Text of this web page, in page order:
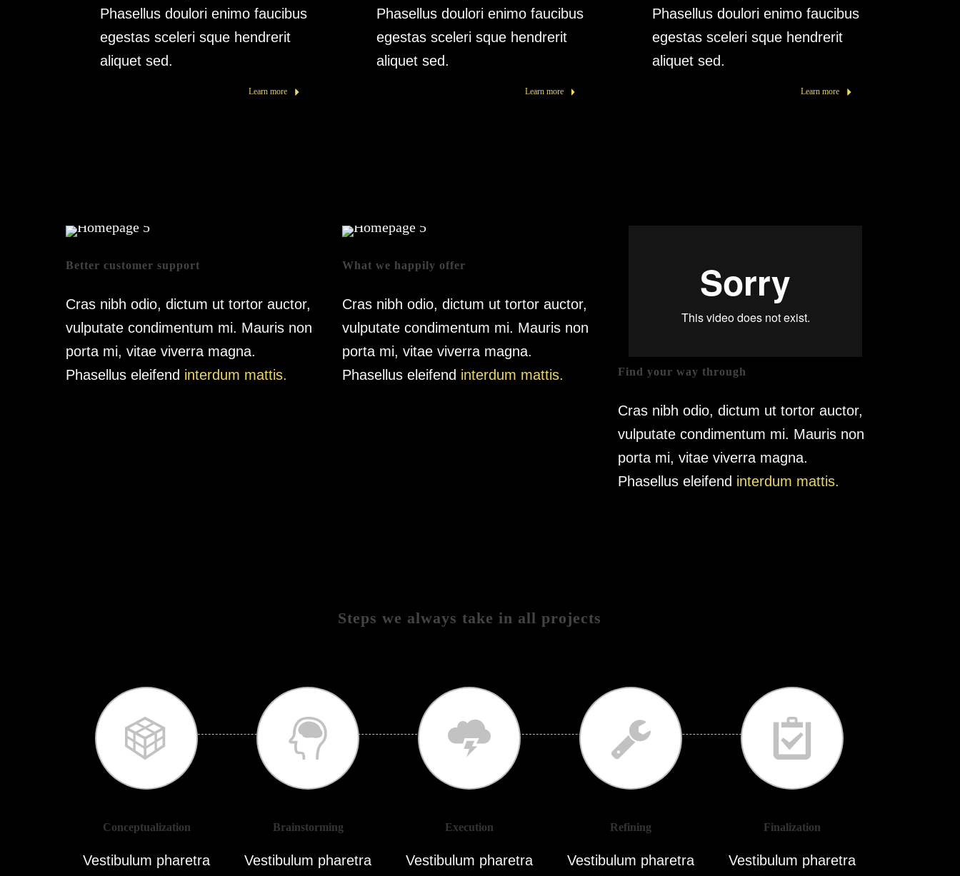
Phasellus doulori enimo faucibus
egestas sceleri sque hendrerit
aliquet sed.
Learn more
Phasellus doulori enimo faucibus
egestas sceleri sque hendrerit
aliquet sed.
Learn more
Phasellus doulori enimo faucibus
egestas sceleri sque hendrerit
aliquet sed.
Learn more
Better customer support
Cras nibh odio, dictum ut tortor auctor,
vulputate condimentum mi. Mauris non
porta mi, vitae viverra magna.
Phasellus eleifend interdum mattis.
What we happily offer
Cras nibh odio, dictum ut tortor auctor,
vulputate condimentum mi. Mauris non
porta mi, vitae viverra magna.
Phasellus eleifend interdum mattis. Find your way through
Cras nibh odio, dictum ut tortor auctor,
vulputate condimentum mi. Mauris non
porta mi, vitae viverra magna.
Phasellus eleifend interdum mattis.
Steps we always take in all projects
Conceptualization
Vestibulum pharetra
Brainstorming
Vestibulum pharetra
Execution
Vestibulum pharetra
Refining
Vestibulum pharetra
Finalization
Vestibulum pharetra